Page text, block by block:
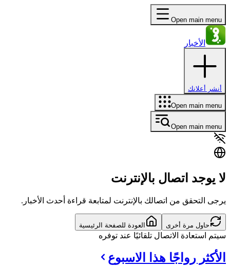
Open main menu
الأخبار
أنشر أعلانك
Open main menu
Open main menu
لا يوجد اتصال بالإنترنت
يرجى التحقق من اتصالك بالإنترنت لمتابعة قراءة أحدث الأخبار.
حاول مرة أخرى العودة للصفحة الرئيسية
سيتم استعادة الاتصال تلقائيًا عند توفره
الأكثر رواجًا هذا الاسبوع